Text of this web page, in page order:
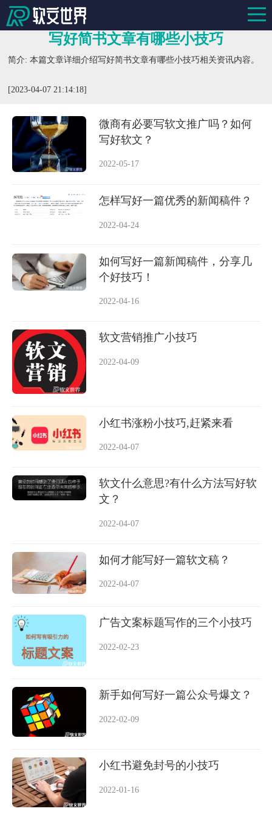
写好简书文章有哪些小技巧
简介: 本篇文章详细介绍写好简书文章有哪些小技巧相关资讯内容。
[2023-04-07 21:14:18]
微商有必要写软文推广吗？如何
写好软文？
2022-05-17
怎样写好一篇优秀的新闻稿件？
2022-04-24
如何写好一篇新闻稿件，分享几
个好技巧！
2022-04-16
软文营销推广小技巧
2022-04-09
小红书涨粉小技巧,赶紧来看
2022-04-07
软文什么意思?有什么方法写好软
文？
2022-04-07
如何才能写好一篇软文稿？
2022-04-07
广告文案标题写作的三个小技巧
2022-02-23
新手如何写好一篇公众号爆文？
2022-02-09
小红书避免封号的小技巧
2022-01-16